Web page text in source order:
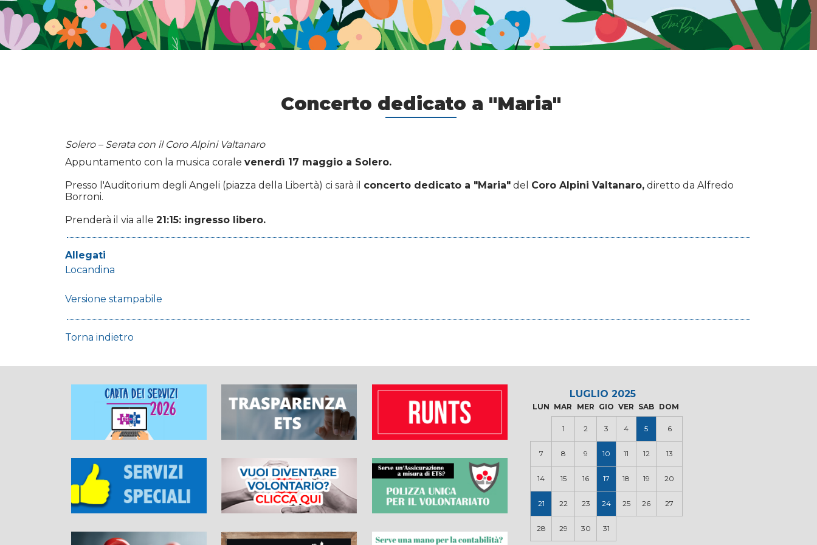
Concerto dedicato a "Maria"
Solero – Serata con il Coro Alpini Valtanaro
Appuntamento con la musica corale venerdì 17 maggio a Solero.
Presso l'Auditorium degli Angeli (piazza della Libertà) ci sarà il concerto dedicato a "Maria" del Coro Alpini Valtanaro, diretto da Alfredo
Borroni.
Prenderà il via alle 21:15: ingresso libero.
Allegati
Locandina
Versione stampabile
Torna indietro
LUGLIO 2025
LUN MAR MER GIO VER SAB DOM
1 2 3 4 5 6
7 8 9 10 11 12 13
14 15 16 17 18 19 20
21 22 23 24 25 26 27
28 29 30 31